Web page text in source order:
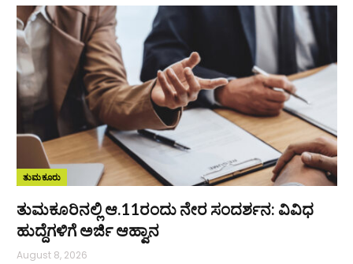
ತುಮಕೂರು
ತುಮಕೂರಿನಲ್ಲಿ ಆ.11ರಂದು ನೇರ ಸಂದರ್ಶನ: ವಿವಿಧ
ಹುದ್ದೆಗಳಿಗೆ ಅರ್ಜಿ ಆಹ್ವಾನ
August 8, 2026